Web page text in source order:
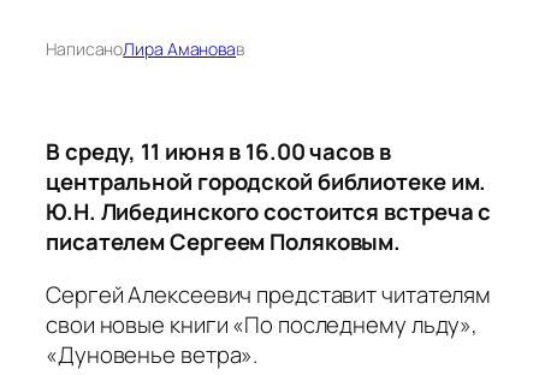
НаписаноЛира Амановав
В среду, 11 июня в 16.00 часов в
центральной городской библиотеке им.
Ю.Н. Либединского состоится встреча с
писателем Сергеем Поляковым.
Сергей Алексеевич представит читателям
свои новые книги «По последнему льду»,
«Дуновенье ветра».